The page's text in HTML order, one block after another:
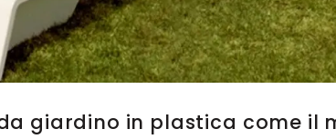
giardino in plastica come il